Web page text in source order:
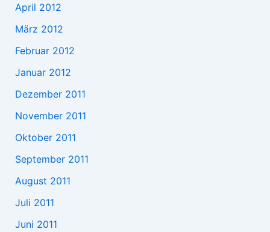
April 2012
März 2012
Februar 2012
Januar 2012
Dezember 2011
November 2011
Oktober 2011
September 2011
August 2011
Juli 2011
Juni 2011